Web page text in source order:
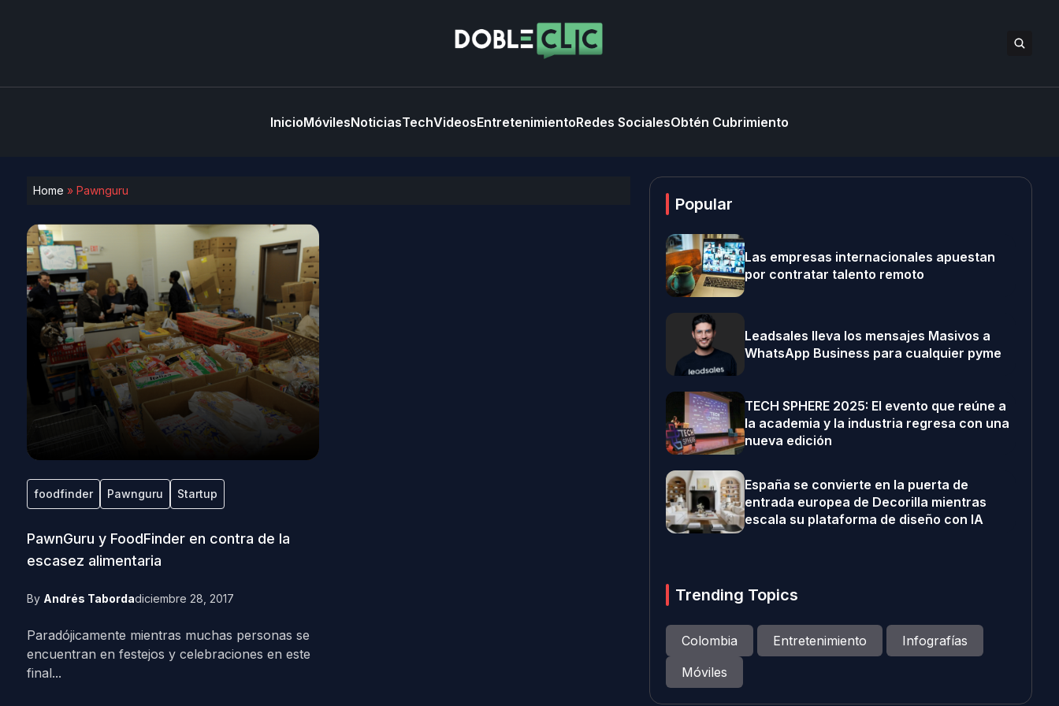
InicioMóvilesNoticiasTechVideosEntretenimientoRedes SocialesObtén Cubrimiento
Home » Pawnguru
foodfinder Pawnguru Startup
PawnGuru y FoodFinder en contra de la
escasez alimentaria
By Andrés Tabordadiciembre 28, 2017
Paradójicamente mientras muchas personas se
encuentran en festejos y celebraciones en este
final...
Popular
Las empresas internacionales apuestan
por contratar talento remoto
Leadsales lleva los mensajes Masivos a
WhatsApp Business para cualquier pyme
TECH SPHERE 2025: El evento que reúne a
la academia y la industria regresa con una
nueva edición
España se convierte en la puerta de
entrada europea de Decorilla mientras
escala su plataforma de diseño con IA
Trending Topics
Colombia Entretenimiento
Infografías
Móviles